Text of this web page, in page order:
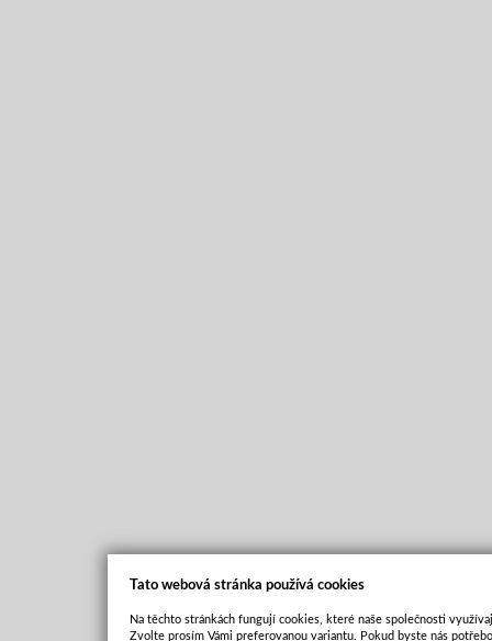
Tato webová stránka používá cookies
Na těchto stránkách fungují cookies, které naše společnosti
Zvolte prosím Vámi preferovanou variantu. Pokud byste nás